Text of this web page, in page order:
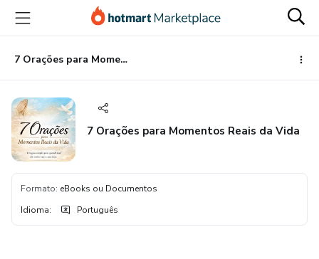
para
conteúdo
principal
para
pagamento
para
rodapé
7 Orações para Momentos Reais da Vida
7 Orações para Momentos Reais da Vida
Formato: eBooks ou Documentos
Idioma: Português